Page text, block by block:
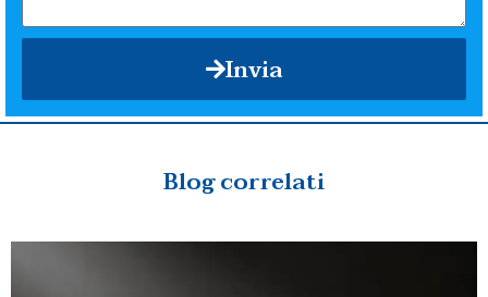
Invia
Blog correlati